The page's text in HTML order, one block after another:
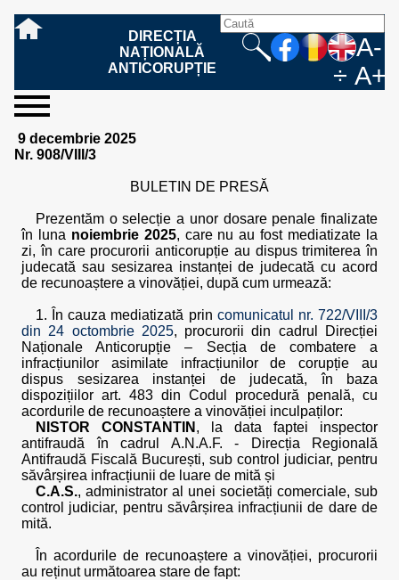
DIRECȚIA
NAȚIONALĂ
ANTICORUPȚIE
A-
÷ A+
sesizați-
ne
Ce
înseamnă
Cum
sesizați
Cum
este
Ce
trebuie
Fazele
procesului
Ce
urmează
de
corupție?
Care sunt
drepturile și
persoanelor
penal?
Cum
sprijiniți
despre
posibile
fapte de
corupție?
despre
noi
Cine
lucrează
Cu ce
se
Sursele
de
Structura
Conducerea
Structuri
teritoriale
Cadrul
legal
Resurse
financiare
Resurse
umane
Integritate
instituțională
rezultatele
noastre
Rapoarte
de
Hotărâri
penale
corupție
mass
media
Biroul de
informare
Comunicate
de presă
Model de
acreditare
Drept
la
Evenimente
informare
publică
Persoana
responsabilă
Model
solicitare
544/2001
Raportul
anual
544/2001
Legea
544/2001
Protecția
datelor
Modalități
de
oferit în
baza Legii
544/2001
cooperare
internațională
Programe
Evenimente
internaționale
Cadrul legal
internațional
9 decembrie 2025
Nr. 908/VIII/3
BULETIN DE PRESĂ
Prezentăm o selecție a unor dosare penale finalizate
în luna noiembrie 2025, care nu au fost mediatizate la
zi, în care procurorii anticorupție au dispus trimiterea în
judecată sau sesizarea instanței de judecată cu acord
de recunoaștere a vinovăției, după cum urmează:
1. În cauza mediatizată prin comunicatul nr. 722/VIII/3
din 24 octombrie 2025, procurorii din cadrul Direcției
Naționale Anticorupție – Secția de combatere a
infracțiunilor asimilate infracțiunilor de corupție au
dispus sesizarea instanței de judecată, în baza
dispozițiilor art. 483 din Codul procedură penală, cu
acordurile de recunoaștere a vinovăției inculpaților:
NISTOR CONSTANTIN , la data faptei inspector
antifraudă în cadrul A.N.A.F. - Direcția Regională
Antifraudă Fiscală București, sub control judiciar, pentru
săvârșirea infracțiunii de luare de mită și
C.A.S., administrator al unei societăți comerciale, sub
control judiciar, pentru săvârșirea infracțiunii de dare de
mită.
În acordurile de recunoaștere a vinovăției, procurorii
au reținut următoarea stare de fapt: